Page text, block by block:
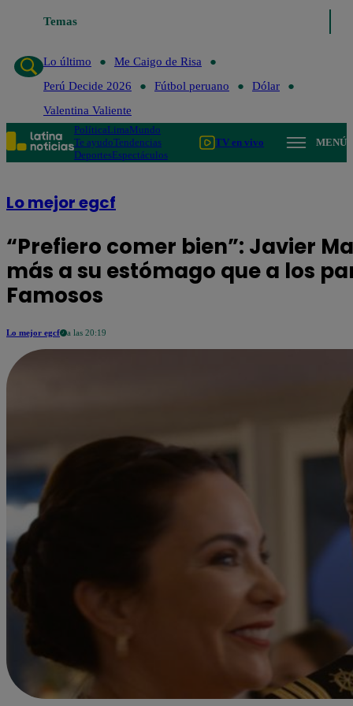
Temas
Lo último
Lo último
Me Caigo de Risa
Perú Decide 2026
Fútbol peruano
Dólar
Valentina Valiente
PolíticaLimaMundo
Te ayudoTendencias
DeportesEspectáculos
TV en vivo MENÚ
Lo mejor egcf
“Prefiero comer bien”: Javier
más a su estómago que a los
Famosos
Lo mejor egcf a las 20:19